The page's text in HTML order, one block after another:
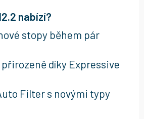
nabízí?
stopy během pár
díky Expressive
Filter s novými typy